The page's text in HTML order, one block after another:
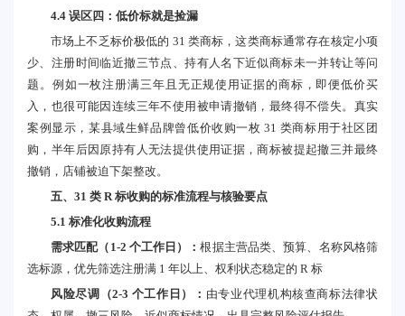
4.4 误区四：低价标就是捡漏
市场上不乏标价极低的 31 类商标，这类商标通常存在核定小项
少、注册时间临近撤三节点、持有人名下近似商标未一并转让等问
题。例如一枚注册满三年且无正规使用证据的商标，即便低价买
入，也很可能因连续三年不使用被申请撤销，最终得不偿失。真实
案例显示，某县域生鲜品牌曾低价收购一枚 31 类商标用于社区团
购，半年后因原持有人无法提供使用证据，商标被提起撤三并最终
撤销，店铺被迫下架整改。
五、31 类 R 标收购的标准流程与核验要点
5.1 标准化收购流程
需求匹配（1-2 个工作日）：根据主营品类、预算、名称风格筛
选标源，优先筛选注册满 1 年以上、权利状态稳定的 R 标
风险尽调（2-3 个工作日）： 由专业代理机构核查商标法律状